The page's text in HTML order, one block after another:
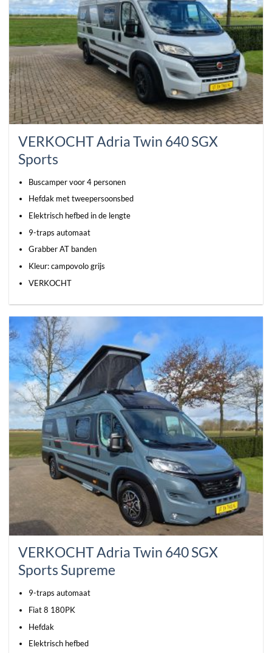
VERKOCHT Adria Twin 640 SGX
Sports
Buscamper voor 4 personen
Hefdak met tweepersoonsbed
Elektrisch hefbed in de lengte
9-traps automaat
Grabber AT banden
Kleur: campovolo grijs
VERKOCHT
VERKOCHT Adria Twin 640 SGX
Sports Supreme
9-traps automaat
Fiat 8 180PK
Hefdak
Elektrisch hefbed